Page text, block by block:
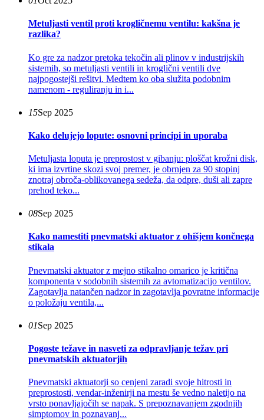
Metuljasti ventil proti krogličnemu ventilu: kakšna je
razlika?
Ko gre za nadzor pretoka tekočin ali plinov v industrijskih
sistemih, so metuljasti ventili in kroglični ventili dve
najpogostejši rešitvi. Medtem ko oba služita podobnim
namenom - reguliranju in i...
15Sep 2025
Kako delujejo lopute: osnovni principi in uporaba
Metuljasta loputa je preprostost v gibanju: ploščat krožni disk,
ki ima izvrtine skozi svoj premer, je obrnjen za 90 stopinj
znotraj obroča-oblikovanega sedeža, da odpre, duši ali zapre
prehod teko...
08Sep 2025
Kako namestiti pnevmatski aktuator z ohišjem končnega
stikala
Pnevmatski aktuator z mejno stikalno omarico je kritična
komponenta v sodobnih sistemih za avtomatizacijo ventilov.
Zagotavlja natančen nadzor in zagotavlja povratne informacije
o položaju ventila,...
01Sep 2025
Pogoste težave in nasveti za odpravljanje težav pri
pnevmatskih aktuatorjih
Pnevmatski aktuatorji so cenjeni zaradi svoje hitrosti in
preprostosti, vendar-inženirji na mestu še vedno naletijo na
vrsto ponavljajočih se napak. S prepoznavanjem zgodnjih
simptomov in poznavanj...